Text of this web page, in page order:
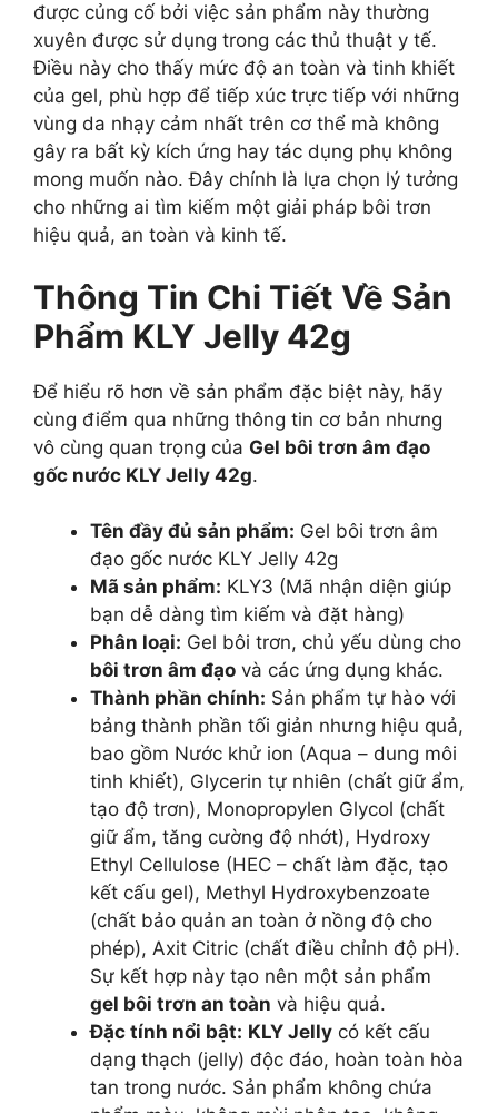
được củng cố bởi việc sản phẩm này thường
xuyên được sử dụng trong các thủ thuật y tế.
Điều này cho thấy mức độ an toàn và tinh khiết
của gel, phù hợp để tiếp xúc trực tiếp với những
vùng da nhạy cảm nhất trên cơ thể mà không
gây ra bất kỳ kích ứng hay tác dụng phụ không
mong muốn nào. Đây chính là lựa chọn lý tưởng
cho những ai tìm kiếm một giải pháp bôi trơn
hiệu quả, an toàn và kinh tế.
Thông Tin Chi Tiết Về Sản
Phẩm KLY Jelly 42g
Để hiểu rõ hơn về sản phẩm đặc biệt này, hãy
cùng điểm qua những thông tin cơ bản nhưng
vô cùng quan trọng của Gel bôi trơn âm đạo
gốc nước KLY Jelly 42g.
Tên đầy đủ sản phẩm: Gel bôi trơn âm
đạo gốc nước KLY Jelly 42g
Mã sản phẩm: KLY3 (Mã nhận diện giúp
bạn dễ dàng tìm kiếm và đặt hàng)
Phân loại: Gel bôi trơn, chủ yếu dùng cho
bôi trơn âm đạo và các ứng dụng khác.
Thành phần chính: Sản phẩm tự hào với
bảng thành phần tối giản nhưng hiệu quả,
bao gồm Nước khử ion (Aqua – dung môi
tinh khiết), Glycerin tự nhiên (chất giữ ẩm,
tạo độ trơn), Monopropylen Glycol (chất
giữ ẩm, tăng cường độ nhớt), Hydroxy
Ethyl Cellulose (HEC – chất làm đặc, tạo
kết cấu gel), Methyl Hydroxybenzoate
(chất bảo quản an toàn ở nồng độ cho
phép), Axit Citric (chất điều chỉnh độ pH).
Sự kết hợp này tạo nên một sản phẩm
gel bôi trơn an toàn và hiệu quả.
Đặc tính nổi bật: KLY Jelly có kết cấu
dạng thạch (jelly) độc đáo, hoàn toàn hòa
tan trong nước. Sản phẩm không chứa